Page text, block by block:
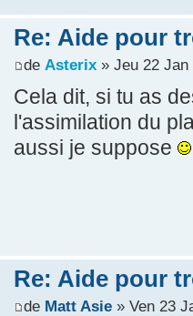
Re: Aide pour
de Asterix» Jeu 22 Jan
Cela dit, si tu as
l'assimilation du
aussi je suppose
Re: Aide pour
de Matt Asie» Ven 23